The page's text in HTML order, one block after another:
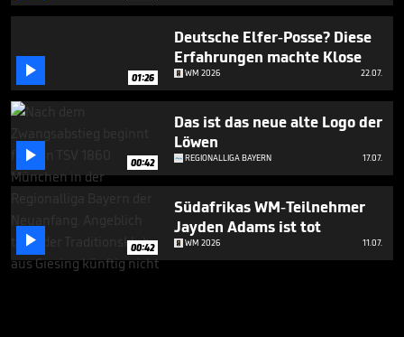
 01:26
Deutsche Elfer-Posse? Diese
Erfahrungen machte Klose
WM 2026 22.07.
 00:42
Das ist das neue alte Logo der
Löwen
REGIONALLIGA BAYERN 17.07.
 00:42
Südafrikas WM-Teilnehmer
Jayden Adams ist tot
WM 2026 11.07.